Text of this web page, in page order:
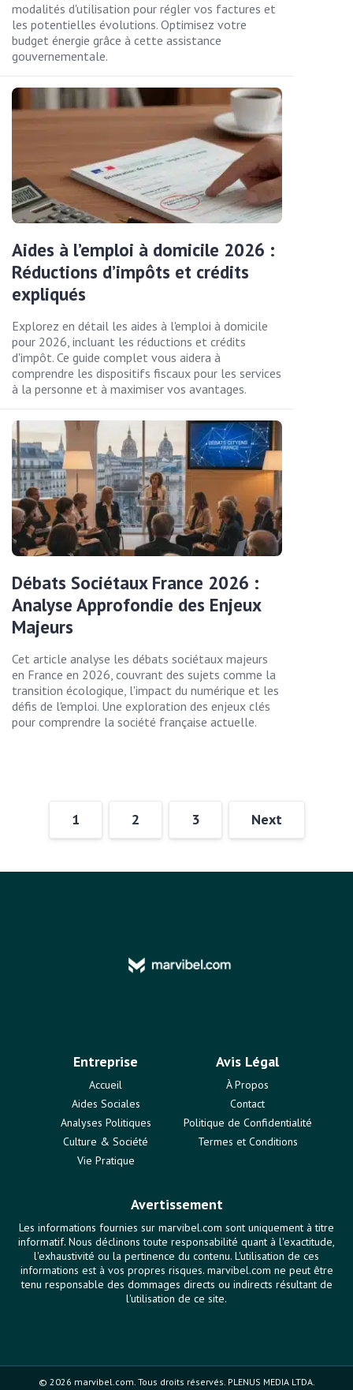
modalités d'utilisation pour régler vos factures et
les potentielles évolutions. Optimisez votre
budget énergie grâce à cette assistance
gouvernementale.
Aides à l’emploi à domicile 2026 :
Réductions d’impôts et crédits
expliqués
Explorez en détail les aides à l'emploi à domicile
pour 2026, incluant les réductions et crédits
d'impôt. Ce guide complet vous aidera à
comprendre les dispositifs fiscaux pour les services
à la personne et à maximiser vos avantages.
Débats Sociétaux France 2026 :
Analyse Approfondie des Enjeux
Majeurs
Cet article analyse les débats sociétaux majeurs
en France en 2026, couvrant des sujets comme la
transition écologique, l'impact du numérique et les
défis de l'emploi. Une exploration des enjeux clés
pour comprendre la société française actuelle.
1 2 3 Next
Entreprise
Accueil
Aides Sociales
Analyses Politiques
Culture & Société
Vie Pratique
Avis Légal
À Propos
Contact
Politique de Confidentialité
Termes et Conditions
Avertissement
Les informations fournies sur marvibel.com sont uniquement à titre
informatif. Nous déclinons toute responsabilité quant à l'exactitude,
l'exhaustivité ou la pertinence du contenu. L'utilisation de ces
informations est à vos propres risques. marvibel.com ne peut être
tenu responsable des dommages directs ou indirects résultant de
l'utilisation de ce site.
© 2026 marvibel.com. Tous droits réservés. PLENUS MEDIA LTDA.